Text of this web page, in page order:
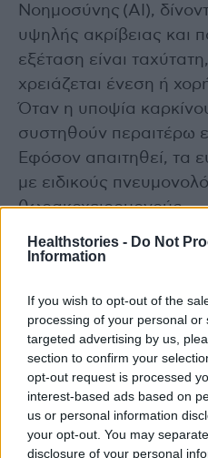
Healthstories - Do Not
Information
If you wish to opt-out of the
processing of your personal
targeted advertising by us,
section to confirm your
opt-out request is processed
interest-based ads based on
us or personal information
your opt-out. You may
disclosure of your personal
Νοημοσύνης (ΑΙ),
υψηλής ακρίβειας και
εξέταση είναι
χρειάζεται ένεση ή
Όταν η υποψία
συστηθούν περαιτέρω
Εφόσον απαιτηθεί, τα
με ειδικούς
θωρακοχειρουργούς.
Διαβάστε επίσης
Ελληνική
SmokeFreeGreece:
καπνιστές
Δερματολογική
Κανένας κίνδυνος και
στιγματισμού